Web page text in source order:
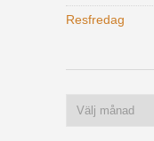
Resfredag